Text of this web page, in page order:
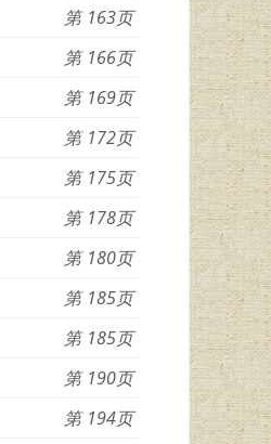
163
166
169
172
175
178
180
185
185
190
194